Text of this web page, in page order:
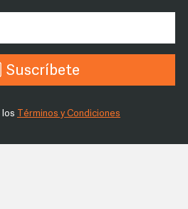
Suscríbete
los Términos y Condiciones